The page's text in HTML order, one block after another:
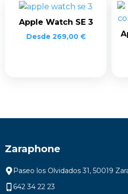
Apple Watch SE 3
Desde 269,00 €
Zaraphone
Paseo los Olvidados 31, 50019
642 34 22 23